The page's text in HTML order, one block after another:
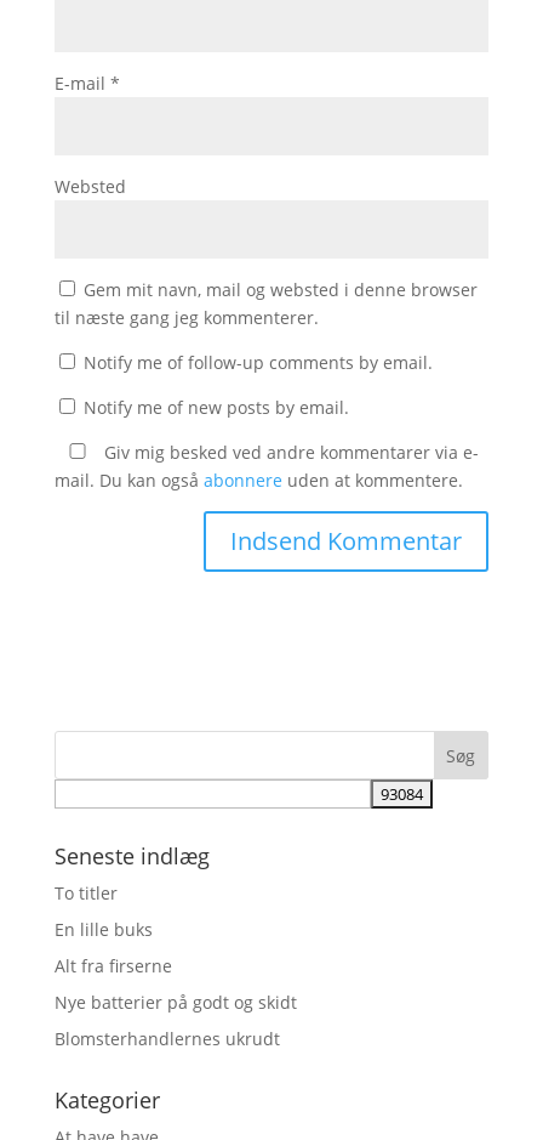
E-mail *
Websted
Gem mit navn, mail og websted i denne browser
til næste gang jeg kommenterer.
Notify me of follow-up comments by email.
Notify me of new posts by email.
Giv mig besked ved andre kommentarer via e-
mail. Du kan også abonnere uden at kommentere.
Seneste indlæg
To titler
En lille buks
Alt fra firserne
Nye batterier på godt og skidt
Blomsterhandlernes ukrudt
Kategorier